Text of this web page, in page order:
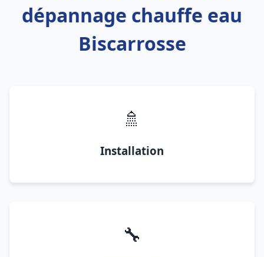
dépannage chauffe eau
Biscarrosse
🚿
Installation
🔧